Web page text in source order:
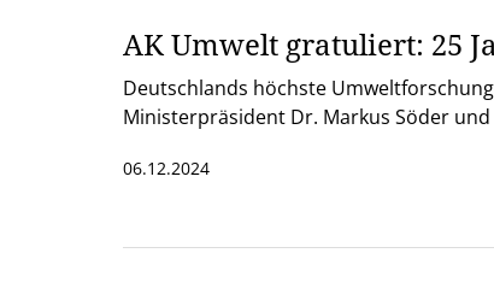
AK Umwelt gratuliert: 25
Deutschlands höchste
Ministerpräsident Dr. Markus Söder
06.12.2024